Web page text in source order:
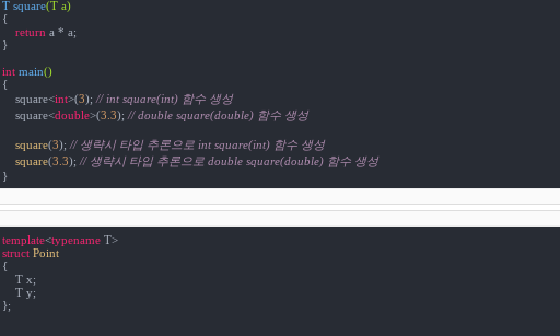
T square(T a)
{
return a * a;
}
int main()
{
    square<
int>(3); // int square(int) 함수 생성
    square<
double>(3.3); // double square(double) 함수 생성
square(3); // 생략시 타입 추론으로 int square(int) 함수 생성
square(3.3); // 생략시 타입 추론으로 double square(double) 함수 생성
}
template<typename
T>
struct Point
{
    T x;
    T y;
};